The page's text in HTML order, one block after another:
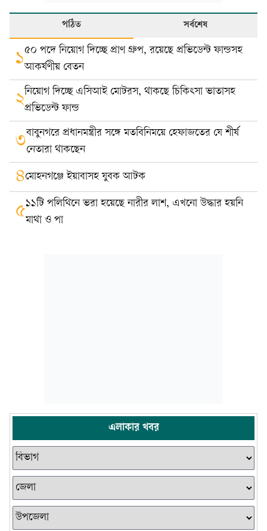
পঠিত সর্বশেষ
১৫০ পদে নিয়োগ দিচ্ছে প্রাণ গ্রুপ, রয়েছে প্রভিডেন্ট ফান্ডসহ
আকর্ষণীয় বেতন
২নিয়োগ দিচ্ছে এসিআই মোটরস, থাকছে চিকিৎসা ভাতাসহ
প্রভিডেন্ট ফান্ড
৩বাবুনগরে প্রধানমন্ত্রীর সঙ্গে মতবিনিময়ে হেফাজতের যে শীর্ষ
নেতারা থাকছেন
৪মোহনগঞ্জে ইয়াবাসহ যুবক আটক
৫১১টি পলিথিনে ভরা হয়েছে নারীর লাশ, এখনো উদ্ধার হয়নি
মাথা ও পা
এলাকার খবর